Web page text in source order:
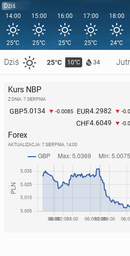
Dziś
14:00
25°C
Dziś 25°C 10°C 34
15:00
25°C
16:00
25°C
17:00
25°C
18:00
24°C
Kurs NBP
Z DNIA: 7 SIERPNIA
GBP5.0134 -0.0085 EUR4.2982 -
CHF4.6049 -
Forex
AKTUALIZACJA: 7 SIERPNIA, 14:00